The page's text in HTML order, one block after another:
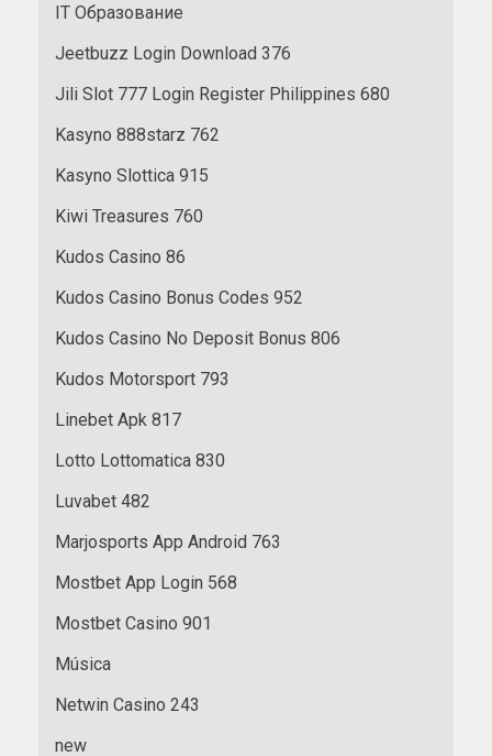
IT Образование
Jeetbuzz Login Download 376
Jili Slot 777 Login Register Philippines 680
Kasyno 888starz 762
Kasyno Slottica 915
Kiwi Treasures 760
Kudos Casino 86
Kudos Casino Bonus Codes 952
Kudos Casino No Deposit Bonus 806
Kudos Motorsport 793
Linebet Apk 817
Lotto Lottomatica 830
Luvabet 482
Marjosports App Android 763
Mostbet App Login 568
Mostbet Casino 901
Música
Netwin Casino 243
new